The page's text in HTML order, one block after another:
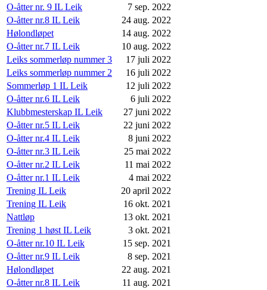
O-åtter nr. 9 IL Leik
7 sep. 2022
O-åtter nr.8 IL Leik
24 aug. 2022
Hølondløpet
14 aug. 2022
O-åtter nr.7 IL Leik
10 aug. 2022
Leiks sommerløp nummer 3
17 juli 2022
Leiks sommerløp nummer 2
16 juli 2022
Sommerløp 1 IL Leik
12 juli 2022
O-åtter nr.6 IL Leik
6 juli 2022
Klubbmesterskap IL Leik
27 juni 2022
O-åtter nr.5 IL Leik
22 juni 2022
O-åtter nr.4 IL Leik
8 juni 2022
O-åtter nr.3 IL Leik
25 mai 2022
O-åtter nr.2 IL Leik
11 mai 2022
O-åtter nr.1 IL Leik
4 mai 2022
Trening IL Leik
20 april 2022
Trening IL Leik
16 okt. 2021
Nattløp
13 okt. 2021
Trening 1 høst IL Leik
3 okt. 2021
O-åtter nr.10 IL Leik
15 sep. 2021
O-åtter nr.9 IL Leik
8 sep. 2021
Hølondløpet
22 aug. 2021
O-åtter nr.8 IL Leik
11 aug. 2021